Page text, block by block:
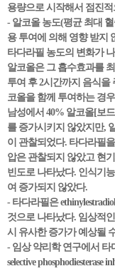
용량으로 시작해서 점진
- 알코올 농도(평균 최대
용 투여에 의해 영향 받지
타다라필 농도의 변화가
알코올은 그 흡수효과를
투여 후 2시간까지 음식을
코올을 함께 투여하는 경
남성에서 40% 알코올[보
를 증가시키지 않았지만,
이 관찰되었다. 타다라필
압은 관찰되지 않았고 현
빈도로 나타났다. 인식기
여 증가되지 않았다.
- 타다라필은
것으로 나타났다. 임상적
시 유사한 증가가 예상될
- 임상 약리학 연구에서 타
selective